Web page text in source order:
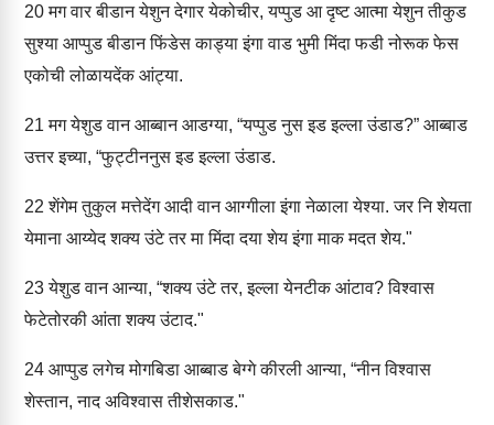
20मग वार बीडान येशुन देगार येकोचीर, यप्पुड आ दृष्ट आत्मा येशुन तीकुड
सुश्या आप्पुड बीडान फिंडेस काड्या इंगा वाड भुमी मिंदा फडी नोरूक फेस
एकोची लोळायदेंक आंट्या.
21 मग येशुड वान आब्बान आडग्या, “यप्पुड नुस इड इल्ला उंडाड?” आब्बाड
उत्तर इच्या, “फुट्टीननुस इड इल्ला उंडाड.
22 शेंगेम तुकुल मत्तेदेंग आदी वान आग्गीला इंगा नेळाला येश्या. जर नि शेयता
येमाना आय्येद शक्य उंटे तर मा मिंदा दया शेय इंगा माक मदत शेय."
23येशुड वान आन्या, “शक्य उंटे तर, इल्ला येनटीक आंटाव? विश्वास
फेटेतोरकी आंता शक्य उंटाद."
24 आप्पुड लगेच मोगबिडा आब्बाड बेग्गे कीरली आन्या, “नीन विश्वास
शेस्तान, नाद अविश्वास तीशेसकाड."